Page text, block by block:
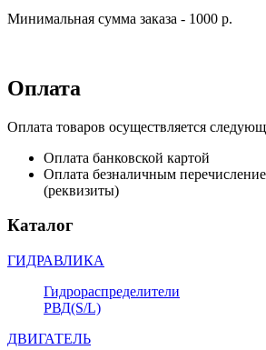
Минимальная сумма заказа - 1000 р.
Оплата
Оплата товаров осуществляется
Оплата банковской картой
Оплата безналичным
(реквизиты)
Каталог
ГИДРАВЛИКА
Гидрораспределители
РВД(S/L)
ДВИГАТЕЛЬ